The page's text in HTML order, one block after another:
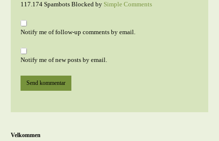
117.174 Spambots Blocked by Simple Comments
Notify me of follow-up comments by email.
Notify me of new posts by email.
Velkommen